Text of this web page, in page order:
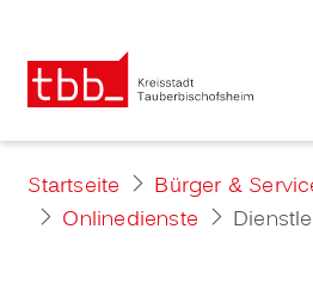
Startseite Bürger &
Onlinedienste